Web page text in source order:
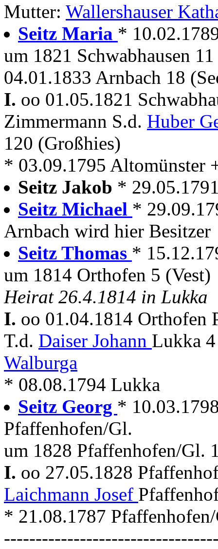
Mutter: Wallershauser
Seitz Maria *
um 1821 Schwabhausen
04.01.1833 Arnbach 18
I. oo 01.05.1821
Zimmermann S.d. Huber
120 (Großhies)
* 03.09.1795 Altomünster
Seitz Jakob *
Seitz Michael *
Arnbach wird hier Besitzer
Seitz Thomas *
um 1814 Orthofen 5 (Vest)
Heirat 26.4.1814 in Lukka
I. oo 01.04.1814 Orthofen
T.d. Daiser Johann Lukka
Walburga
* 08.08.1794 Lukka
Seitz Georg *
Pfaffenhofen/Gl.
um 1828 Pfaffenhofen/Gl.
I. oo 27.05.1828
Laichmann Josef
* 21.08.1787